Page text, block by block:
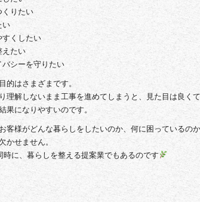
くりたい
い
すくしたい
えたい
シーを守りたい
的はさまざまです。
理解しないまま工事を進めてしまうと、見た目は良く
果になりやすいのです。
客様がどんな暮らしをしたいのか、何に困っているの
かせません。
時に、暮らしを整える提案業でもあるのです